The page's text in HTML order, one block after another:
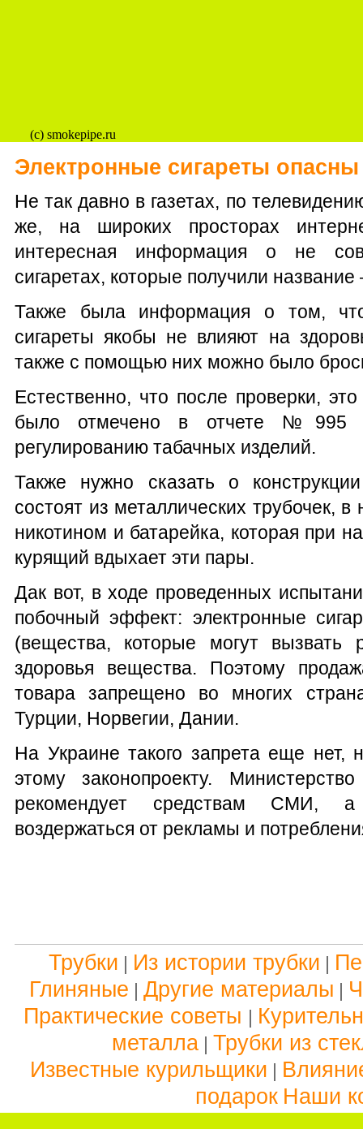
(c) smokepipe.ru
Электронные сигареты опасны
Не так давно в газетах, по
же, на широких просторах
интересная информация о не
сигаретах, которые получили
Также была информация о том,
сигареты якобы не влияют на
также с помощью них можно было
Естественно, что после проверки,
было отмечено в отчете №995
регулированию табачных изделий.
Также нужно сказать о
состоят из металлических трубочек,
никотином и батарейка, которая при
курящий вдыхает эти пары.
Дак вот, в ходе проведенных
побочный эффект: электронные
(вещества, которые могут
здоровья вещества. Поэтому
товара запрещено во многих
Турции, Норвегии, Дании.
На Украине такого запрета еще нет,
этому законопроекту.
рекомендует средствам СМИ,
воздержаться от рекламы и
Трубки | Из истории трубки |
Глиняные | Другие материалы |
Практические советы |
металла | Трубки из
Известные курильщики |
подарок Наши